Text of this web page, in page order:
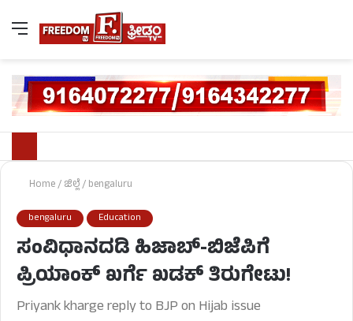
Home/ಜಿಲ್ಲೆ/bengaluru
bengaluru Education
ಸಂವಿಧಾನದಡಿ ಹಿಜಾಬ್-ಬಿಜೆಪಿಗೆ
ಪ್ರಿಯಾಂಕ್ ಖರ್ಗೆ ಖಡಕ್ ತಿರುಗೇಟು!
Priyank kharge reply to BJP on Hijab issue